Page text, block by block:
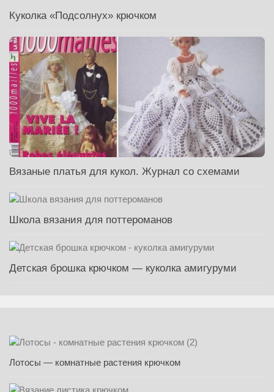
Куколка «Подсолнух» крючком
Вязаные платья для кукол. Журнал со схемами
Школа вязания для поттероманов
Детская брошка крючком — куколка амигуруми
Лотосы — комнатные растения крючком